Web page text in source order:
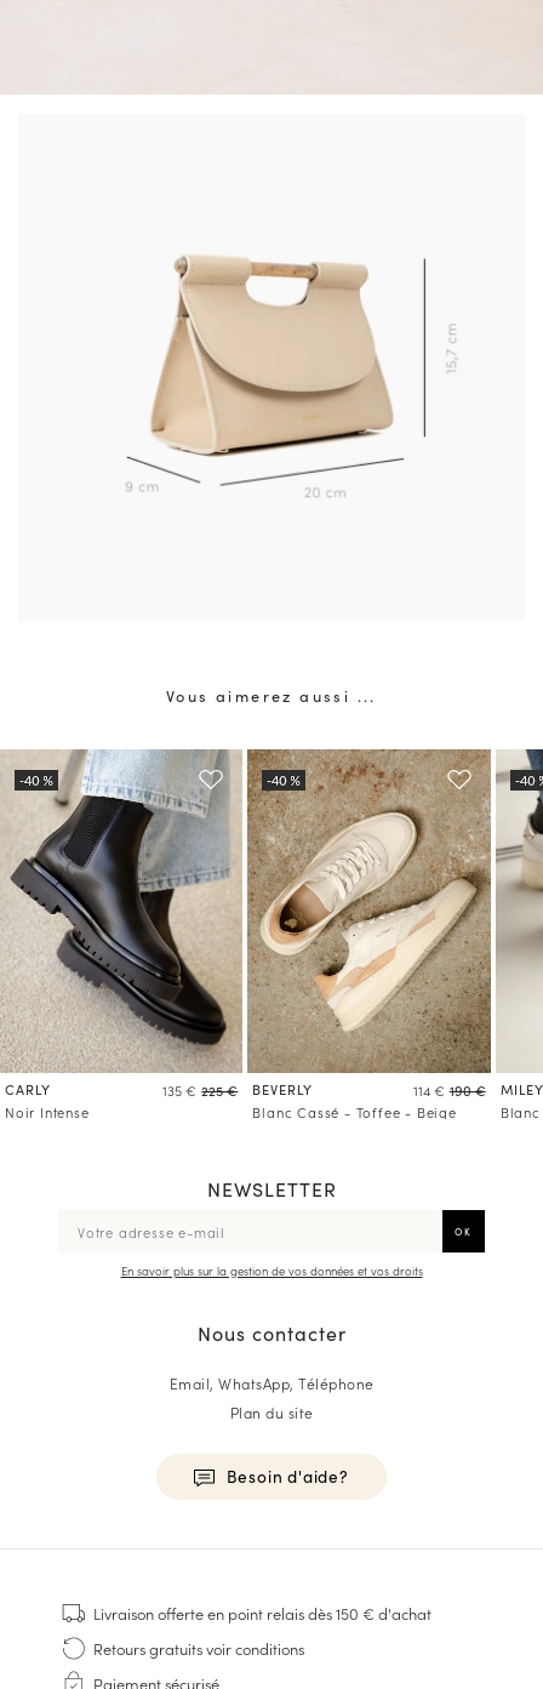
Vous aimerez aussi ...
CARLY 135 € 225 €
Noir Intense
BEVERLY 114 € 190 €
Blanc Cassé - Toffee - Beige
MILEY
NEWSLETTER
En savoir plus sur la gestion de vos données et vos droits
Nous contacter
Email, WhatsApp, Téléphone
Plan du site
Besoin d'aide?
Baskets
Cousu Goodyear
Derbies & Richelieu
Livraison offerteen point relais dès 150 € d'achat
Retours gratuitsvoir conditions
Paiement sécurisé